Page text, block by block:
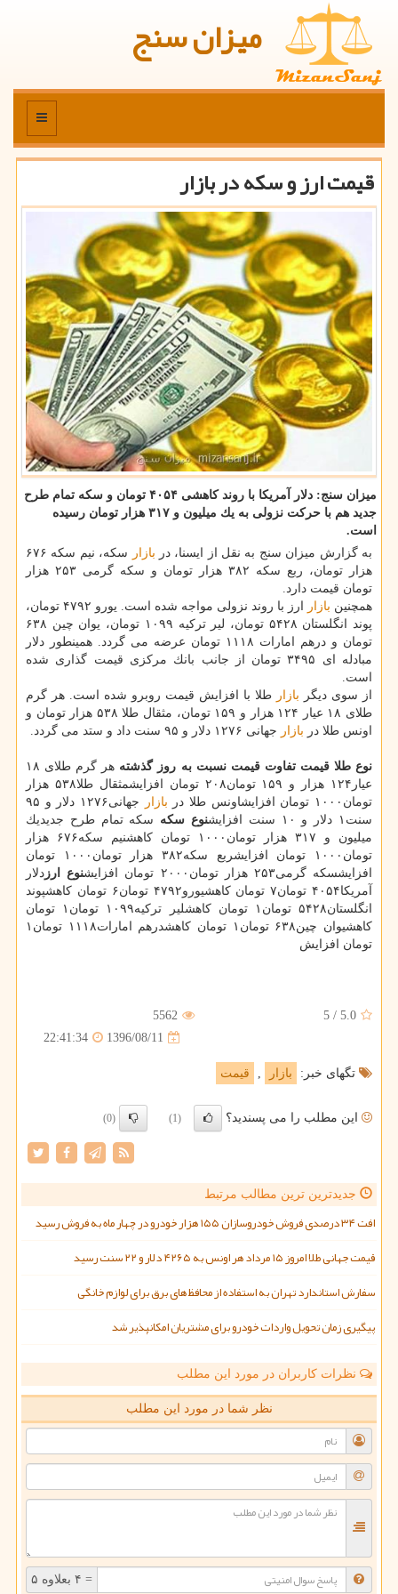
میزان سنج
منو
قیمت ارز و سكه در بازار
میزان سنج: دلار آمریكا با روند كاهشی ۴۰۵۴ تومان و سكه تمام طرح
جدید هم با حركت نزولی به یك میلیون و ۳۱۷ هزار تومان رسیده
است.
به گزارش میزان سنج به نقل از ایسنا، در بازار
سكه، نیم سكه ۶۷۶
هزار تومان، ربع سكه ۳۸۲ هزار تومان و سكه گرمی ۲۵۳ هزار
تومان قیمت دارد.
همچنین بازار
ارز با روند نزولی مواجه شده است. یورو ۴۷۹۲ تومان،
پوند انگلستان ۵۴۲۸ تومان، لیر تركیه ۱۰۹۹ تومان، یوان چین ۶۳۸
تومان و درهم امارات ۱۱۱۸ تومان عرضه می گردد. همینطور دلار
مبادله ای ۳۴۹۵ تومان از جانب بانك مركزی قیمت گذاری شده
است.
از سوی دیگر بازار طلا با افزایش قیمت روبرو شده است. هر گرم
طلای ۱۸ عیار ۱۲۴ هزار و ۱۵۹ تومان، مثقال طلا ۵۳۸ هزار تومان و
اونس طلا در بازار جهانی ۱۲۷۶ دلار و ۹۵ سنت داد و ستد می گردد.
نوع طلاقیمتتفاوت قیمت نسبت به روز گذشته
هر گرم طلای ۱۸
عیار۱۲۴ هزار و ۱۵۹ تومان۲۰۸ تومان افزایشمثقال طلا۵۳۸ هزار
تومان۱۰۰۰ تومان افزایشاونس طلا در
بازار
جهانی۱۲۷۶ دلار و ۹۵
سنت۱ دلار و ۱۰ سنت افزایش
نوع سكه سكه تمام طرح جدیدیك
میلیون و ۳۱۷ هزار تومان۱۰۰۰ تومان كاهشنیم سكه۶۷۶ هزار
تومان۱۰۰۰ تومان افزایشربع سكه۳۸۲ هزار تومان۱۰۰۰ تومان
افزایشسكه گرمی۲۵۳ هزار تومان۲۰۰۰ تومان افزایش
نوع ارز دلار
آمریكا۴۰۵۴ تومان۷ تومان كاهشیورو۴۷۹۲ تومان۶ تومان كاهشپوند
انگلستان۵۴۲۸ تومان۱ تومان كاهشلیر تركیه۱۰۹۹ تومان۱ تومان
كاهشیوان چین۶۳۸ تومان۱ تومان كاهشدرهم امارات۱۱۱۸ تومان۱
تومان افزایش
5.0
/
5
5562
1396/08/11
22:41:34
تگهای خبر: بازار , قیمت
این مطلب را می پسندید؟ (1)
(0)
جدیدترین ترین مطالب مرتبط
افت ۳۴ درصدی فروش خودروسازان ۱۵۵ هزار خودرو در چهار ماه به فروش رسید
قیمت جهانی طلا امروز ۱۵ مرداد هر اونس به ۴۲۶۵ دلار و ۲۲ سنت رسید
سفارش استاندارد تهران به استفاده از محافظ های برق برای لوازم خانگی
پیگیری زمان تحویل واردات خودرو برای مشتریان امکانپذیر شد
نظرات کاربران در مورد این مطلب
نظر شما در مورد این مطلب
= ۴ بعلاوه ۵